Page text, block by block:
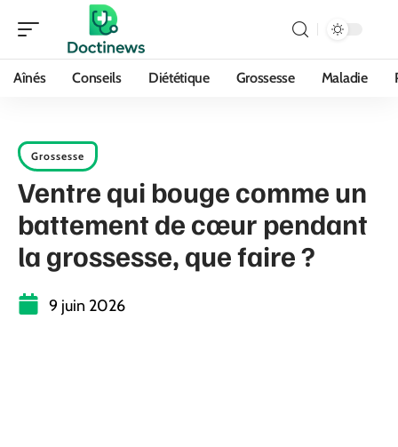
Aînés Conseils Diététique Grossesse Maladie
Grossesse
Ventre qui bouge comme un
battement de cœur pendant
la grossesse, que faire ?
9 juin 2026